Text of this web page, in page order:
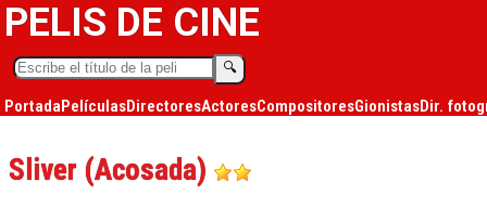
PELIS DE CINE
🔍︎
PortadaPelículasDirectoresActoresCompositoresGionistasDir.
Sliver (Acosada)